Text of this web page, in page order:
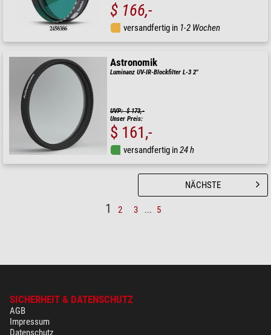
$ 166,-
versandfertig in 1-2 Wochen
Astronomik
Luminanz UV-IR-Blockfilter L-3 2"
UVP: $ 173,-
Unser Preis:
$ 161,-
versandfertig in24 h
1 2 3 ... 5
NÄCHSTE
SICHERHEIT & DATENSCHUTZ
AGB
Impressum
Datenschutz